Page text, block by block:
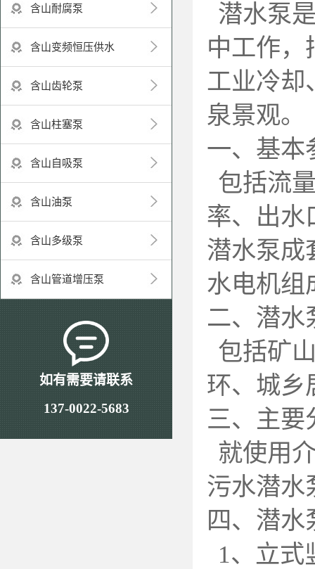
含山耐腐泵
含山变频恒压供水
含山齿轮泵
含山柱塞泵
含山自吸泵
含山油泵
含山多级泵
含山管道增压泵
如有需要请联系
137-0022-5683
潜水泵
中工作，
工业冷却
泉景观。
一、基本
包括流
率、出水
潜水泵成
水电机组
二、潜水
包括矿
环、城乡
三、主要
就使用
污水潜水
四、潜水
1、立式